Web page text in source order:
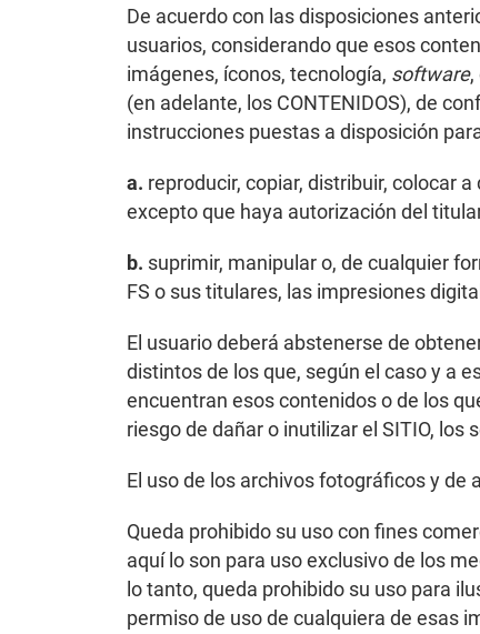
De acuerdo con las disposiciones
usuarios, considerando que esos
imágenes, íconos, tecnología, software,
(en adelante, los CONTENIDOS), de
instrucciones puestas a disposición
a. reproducir, copiar, distribuir, colocar
excepto que haya autorización del
b. suprimir, manipular o, de cualquier
FS o sus titulares, las impresiones
El usuario deberá abstenerse de
distintos de los que, según el caso y a
encuentran esos contenidos o de los
riesgo de dañar o inutilizar el SITIO,
El uso de los archivos fotográficos y de
Queda prohibido su uso con fines
aquí lo son para uso exclusivo de los
lo tanto, queda prohibido su uso para
permiso de uso de cualquiera de esas